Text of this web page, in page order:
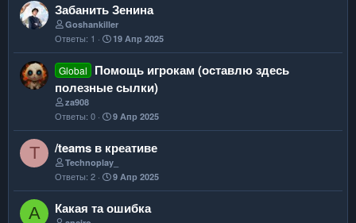
Забанить Зенина
Goshankiller
Ответы 1 19 Апр 2025
Global
Помощь игрокам (оставлю здесь
полезные сылки)
za908
Ответы 0 9 Апр 2025
T /teams в креативе
Technoplay_
Ответы 2 9 Апр 2025
A Какая та ошибка